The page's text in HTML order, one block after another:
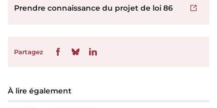
Prendre connaissance du projet de loi 86 Ouvrir
Partagez
À lire également